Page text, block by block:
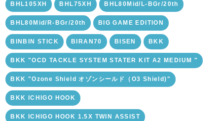
BHL105XH BHL75XH BHL80Mid/L-BGr/20th
BHL80Mid/R-BGr/20th BIG GAME EDITION
BINBIN STICK BIRAN70 BISEN BKK
BKK "OCD TACKLE SYSTEM STATER KIT A2 MEDIUM "
BKK "Ozone Shield オゾンシールド（O3 Shield)"
BKK ICHIGO HOOK
BKK ICHIGO HOOK 1.5X TWIN ASSIST